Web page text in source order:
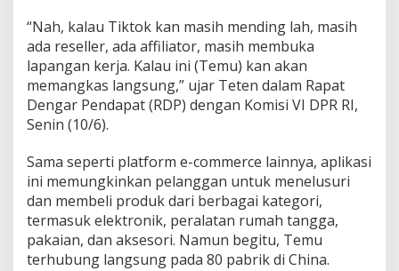
D
s
e
b
u
t
c
a
m
M
K
M
“Nah, kalau Tiktok kan masih mending lah, masih
ada reseller, ada affiliator, masih membuka
lapangan kerja. Kalau ini (Temu) kan akan
memangkas langsung,” ujar Teten dalam Rapat
Dengar Pendapat (RDP) dengan Komisi VI DPR RI,
Senin (10/6).
Sama seperti platform e-commerce lainnya, aplikasi
ini memungkinkan pelanggan untuk menelusuri
dan membeli produk dari berbagai kategori,
termasuk elektronik, peralatan rumah tangga,
pakaian, dan aksesori. Namun begitu, Temu
terhubung langsung pada 80 pabrik di China.